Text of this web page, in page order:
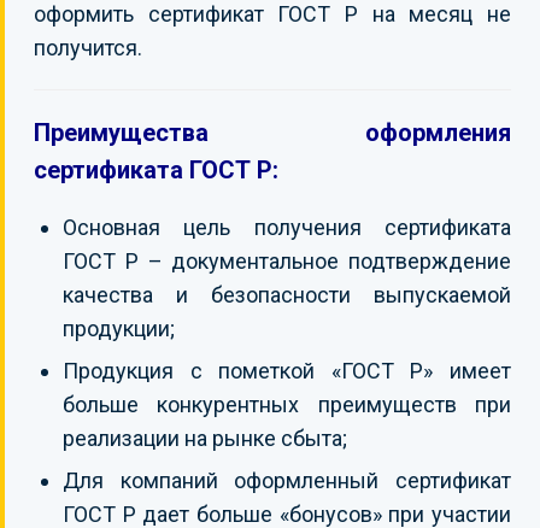
оформить сертификат ГОСТ Р на месяц не
получится.
Преимущества оформления
сертификата ГОСТ Р:
Основная цель получения сертификата
ГОСТ Р – документальное подтверждение
качества и безопасности выпускаемой
продукции;
Продукция с пометкой «ГОСТ Р» имеет
больше конкурентных преимуществ при
реализации на рынке сбыта;
Для компаний оформленный сертификат
ГОСТ Р дает больше «бонусов» при участии